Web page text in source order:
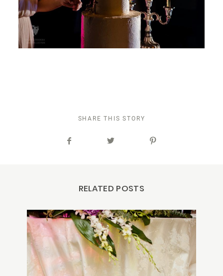
SHARE THIS STORY
RELATED POSTS